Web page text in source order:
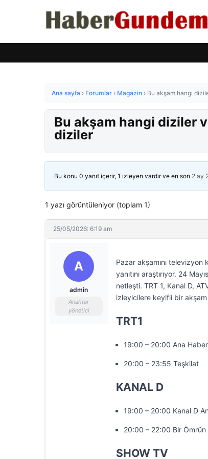
Ana sayfa › Forumlar › Magazin › Bu akşam hangi
Bu akşam hangi diziler
diziler
Bu konu 0 yanıt içerir, 1 izleyen vardır ve en son 2 ay
1 yazı görüntüleniyor (toplam 1)
25/05/2026: 6:19 am
A
admin
Anahtar
yönetici
Pazar akşamını televizyon
yanıtını araştırıyor. 24
netleşti. TRT 1, Kanal D,
izleyicilere keyifli bir
TRT1
19:00 – 20:00 Ana Haber
20:00 – 23:55 Teşkilat
KANAL D
19:00 – 20:00 Kanal D
20:00 – 22:00 Bir Ömrün
SHOW TV